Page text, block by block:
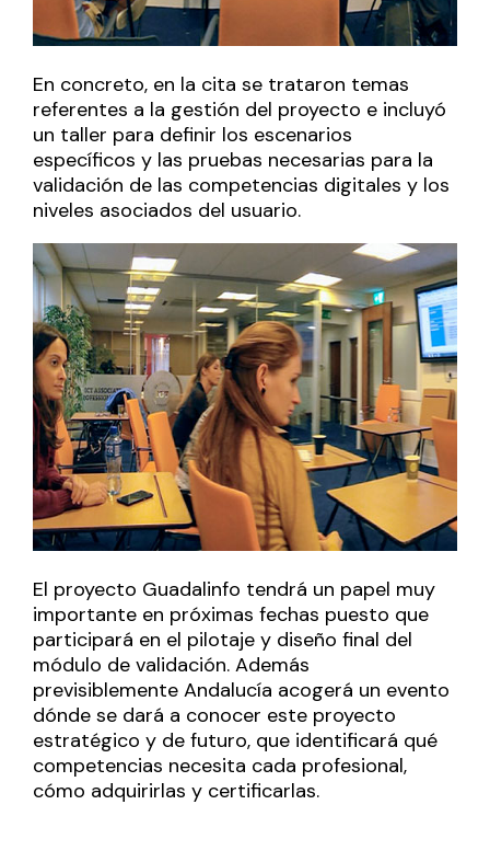
En concreto, en la cita se trataron temas
referentes a la gestión del proyecto e incluyó
un taller para definir los escenarios
específicos y las pruebas necesarias para la
validación de las competencias digitales y los
niveles asociados del usuario.
El proyecto Guadalinfo tendrá un papel muy
importante en próximas fechas puesto que
participará en el pilotaje y diseño final del
módulo de validación. Además
previsiblemente Andalucía acogerá un evento
dónde se dará a conocer este proyecto
estratégico y de futuro, que identificará qué
competencias necesita cada profesional,
cómo adquirirlas y certificarlas.